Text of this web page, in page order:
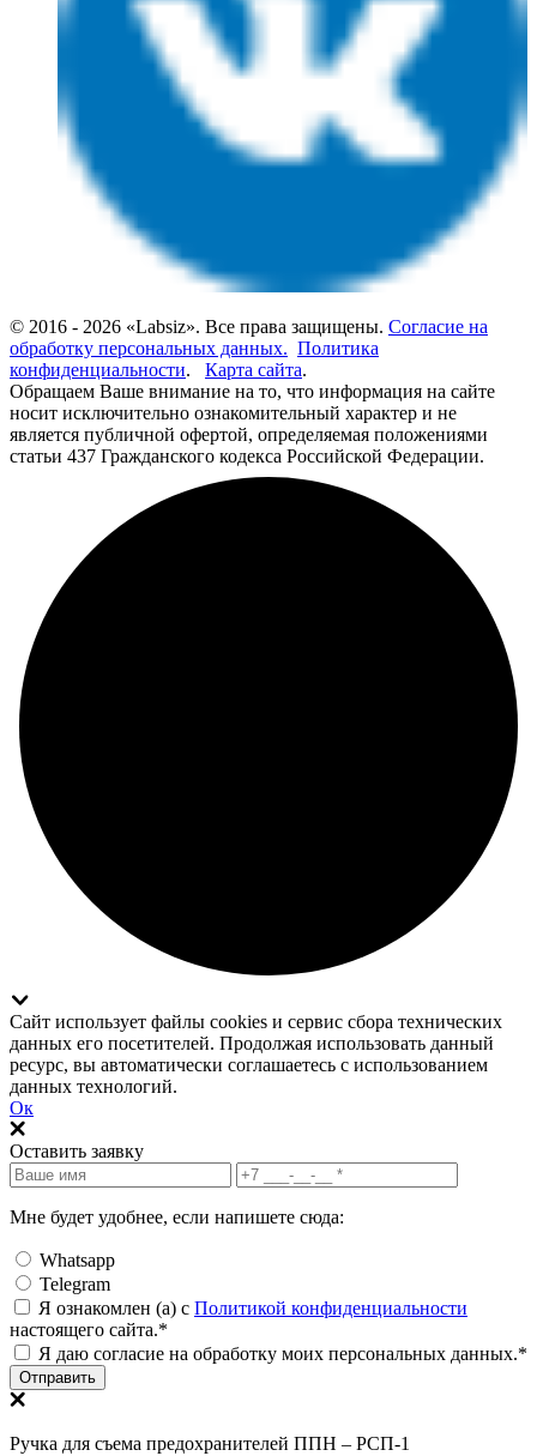
© 2016 - 2026 «Labsiz». Все права защищены. Согласие на
обработку персональных данных. Политика
конфиденциальности. Карта сайта.
Обращаем Ваше внимание на то, что информация на сайте
носит исключительно ознакомительный характер и не
является публичной офертой, определяемая положениями
статьи 437 Гражданского кодекса Российской Федерации.
Сайт использует файлы cookies и сервис сбора технических
данных его посетителей. Продолжая использовать данный
ресурс, вы автоматически соглашаетесь с использованием
данных технологий.
Ок
Оставить заявку
Мне будет удобнее, если напишете сюда:
Whatsapp
Telegram
Я ознакомлен (а) с Политикой конфиденциальности
настоящего сайта.*
Я даю согласие на обработку моих персональных данных.*
Отправить
Ручка для съема предохранителей ППН – РСП-1